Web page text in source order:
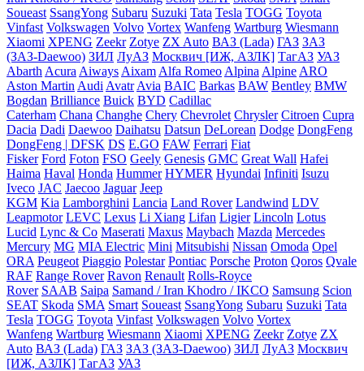
Soueast SsangYong Subaru Suzuki Tata Tesla TOGG Toyota
Vinfast Volkswagen Volvo Vortex Wanfeng Wartburg Wiesmann
Xiaomi XPENG Zeekr Zotye ZX Auto ВАЗ (Lada) ГАЗ ЗАЗ
(ЗАЗ-Daewoo) ЗИЛ ЛуАЗ Москвич [ИЖ, АЗЛК] ТагАЗ УАЗ
Abarth Acura Aiways Aixam Alfa Romeo Alpina Alpine ARO
Aston Martin Audi Avatr Avia BAIC Barkas BAW Bentley BMW
Bogdan Brilliance Buick BYD Cadillac
Caterham Chana Changhe Chery Chevrolet Chrysler Citroen Cupra
Dacia Dadi Daewoo Daihatsu Datsun DeLorean Dodge DongFeng
DongFeng | DFSK DS E.GO FAW Ferrari Fiat
Fisker Ford Foton FSO Geely Genesis GMC Great Wall Hafei
Haima Haval Honda Hummer HYMER Hyundai Infiniti Isuzu
Iveco JAC Jaecoo Jaguar Jeep
KGM Kia Lamborghini Lancia Land Rover Landwind LDV
Leapmotor LEVC Lexus Li Xiang Lifan Ligier Lincoln Lotus
Lucid Lync & Co Maserati Maxus Maybach Mazda Mercedes
Mercury MG MIA Electric Mini Mitsubishi Nissan Omoda Opel
ORA Peugeot Piaggio Polestar Pontiac Porsche Proton Qoros Qvale
RAF Range Rover Ravon Renault Rolls-Royce
Rover SAAB Saipa Samand / Iran Khodro / IKCO Samsung Scion
SEAT Skoda SMA Smart Soueast SsangYong Subaru Suzuki Tata
Tesla TOGG Toyota Vinfast Volkswagen Volvo Vortex
Wanfeng Wartburg Wiesmann Xiaomi XPENG Zeekr Zotye ZX
Auto ВАЗ (Lada) ГАЗ ЗАЗ (ЗАЗ-Daewoo) ЗИЛ ЛуАЗ Москвич
[ИЖ, АЗЛК] ТагАЗ УАЗ